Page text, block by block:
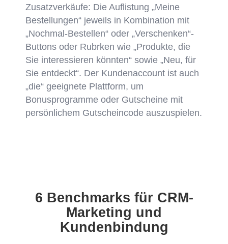
Zusatzverkäufe: Die Auflistung „Meine
Bestellungen“ jeweils in Kombination mit
„Nochmal-Bestellen“ oder „Verschenken“-
Buttons oder Rubrken wie „Produkte, die
Sie interessieren könnten“ sowie „Neu, für
Sie entdeckt“. Der Kundenaccount ist auch
„die“ geeignete Plattform, um
Bonusprogramme oder Gutscheine mit
persönlichem Gutscheincode auszuspielen.
6 Benchmarks für CRM-
Marketing und
Kundenbindung